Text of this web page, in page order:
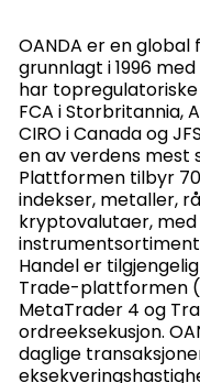
OANDA er en
grunnlagt i 1996
har topregulatoriske
FCA i Storbritannia,
CIRO i Canada og
en av verdens
Plattformen tilbyr
indekser, metaller,
kryptovalutaer,
Handel er
Trade-plattformen
MetaTrader 4 og
ordreeksekusjon.
daglige